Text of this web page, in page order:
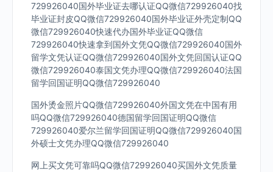
729926040国外毕业证去哪认证QQ微信729926040找
毕业证封皮QQ微信729926040国外毕业证外壳定制QQ
微信729926040快速代办国外毕业证QQ微信
729926040快速拿到国外文凭QQ微信729926040国外
留学文凭认证QQ微信729926040国外文凭回国认证QQ
微信729926040泰国文凭办理QQ微信729926040法国
留学回国证明QQ微信729926040
国外烫金照片QQ微信729926040外国文凭在中国有用
吗QQ微信729926040德国留学回国证明QQ微信
729926040爱尔兰留学回国证明QQ微信729926040国
外硕士文凭办理QQ微信729926040
网上买文凭可靠吗QQ微信729926040买国外文凭质量